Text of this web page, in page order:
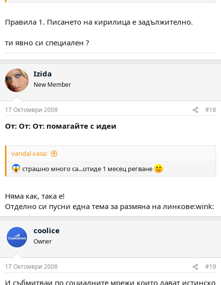
Правила 1. Писането на кирилица е задължително.
ти явно си специален ?
Izida
New Member
17 Октомври 2008 #18
От: От: От: помагайте с идеи
vandal каза:
страшно много са...отиде 1 месец регване
Няма как, така е!
Отделно си пусни една тема за размяна на линкове:wink:
coolice
Owner
17 Октомври 2008 #19
И събмитваи по социалните мрежи които дават истинско